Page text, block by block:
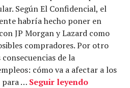
Según El Confidencial, el
habría hecho poner en
JP Morgan y Lazard como
compradores. Por otro
de la
cómo va a afectar a los
para … Seguir leyendoEl